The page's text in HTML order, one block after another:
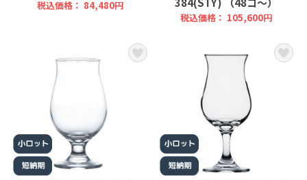
税込価格： 84,480円
税込価格： 105,600円